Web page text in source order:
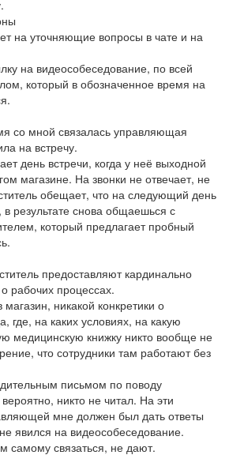
на уточняющие вопросы в чате и на
на видеособеседование, по всей
который в обозначенное время на
со мной связалась управляющая
на встречу.
день встречи, когда у неё выходной
магазине. На звонки не отвечает, не
обещает, что на следующий день
в результате снова общаешься с
который предлагает пробный
предоставляют кардинально
рабочих процессах.
никакой конкретики о
где, на каких условиях, на какую
медицинскую книжку никто вообще не
что сотрудники там работают без
письмом по поводу
никто не читал. На эти
мне должен был дать ответы
явился на видеособеседование.
самому связаться, не дают.